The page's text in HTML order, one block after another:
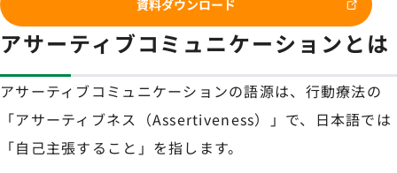
資料ダウンロード
アサーティブコミュニケーションとは
アサーティブコミュニケーションの語源は、行動療法の
「アサーティブネス（Assertiveness）」で、日本語では
「自己主張すること」を指します。